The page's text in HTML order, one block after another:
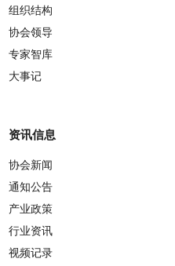
组织结构
协会领导
专家智库
大事记
资讯信息
协会新闻
通知公告
产业政策
行业资讯
视频记录